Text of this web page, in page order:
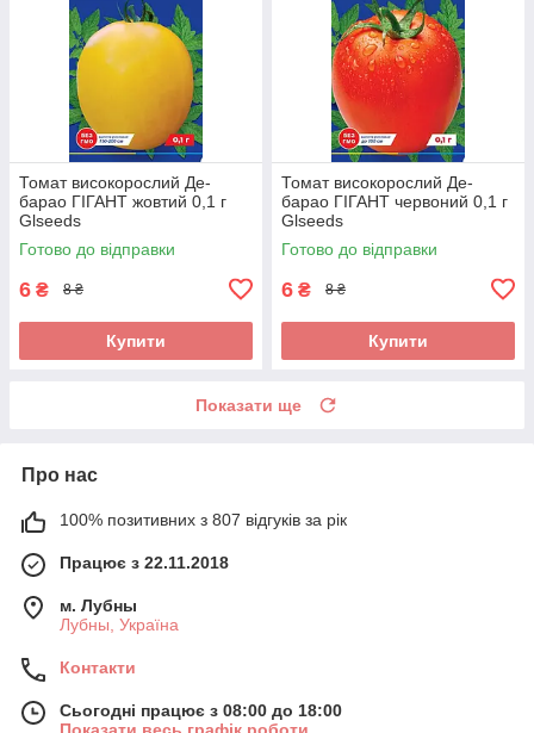
Томат високорослий Де-
барао ГІГАНТ жовтий 0,1 г
Glseeds
Готово до відправки
6 ₴ 8 ₴
Купити
Томат високорослий Де-
барао ГІГАНТ червоний 0,1 г
Glseeds
Готово до відправки
6 ₴ 8 ₴
Купити
Показати ще
Про нас
100% позитивних з 807 відгуків за рік
Працює з 22.11.2018
м. Лубны
Лубны, Україна
Контакти
Сьогодні працює з 08:00 до 18:00